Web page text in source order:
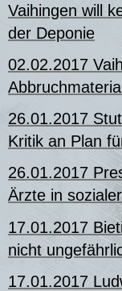
Vaihingen will
der Deponie
02.02.2017
26.01.2017
Kritik an Plan
26.01.2017
Ärzte in
17.01.2017
nicht
17.01.2017